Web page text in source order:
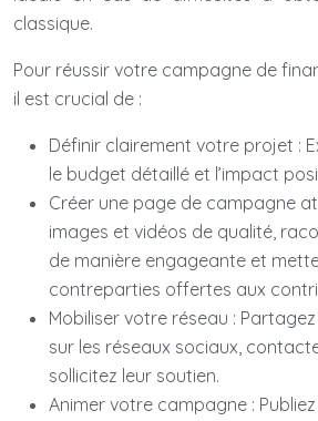
classique.
Pour réussir votre campagne de
il est crucial de :
Définir clairement votre projet :
le budget détaillé et l’impact
Créer une page de campagne
images et vidéos de qualité,
de manière engageante et
contreparties offertes aux
Mobiliser votre réseau :
sur les réseaux sociaux,
sollicitez leur soutien.
Animer votre campagne :